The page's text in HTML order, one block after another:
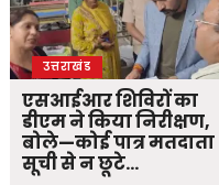
उत्तराखंड
एसआईआर शिविरों का
डीएम ने किया निरीक्षण,
बोले—कोई पात्र मतदाता
सूची से न छूटे…